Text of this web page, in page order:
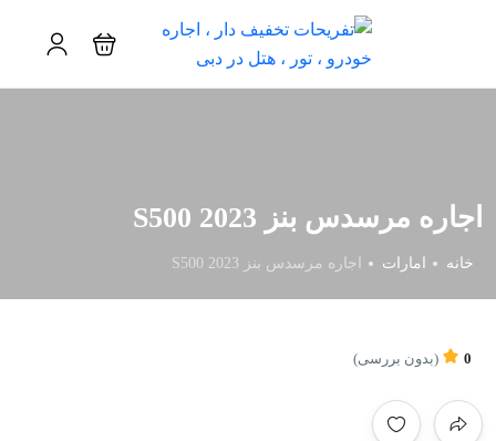
اجاره مرسدس بنز S500 2023
خانه امارات اجاره مرسدس بنز S500 2023
0 (بدون بررسی)